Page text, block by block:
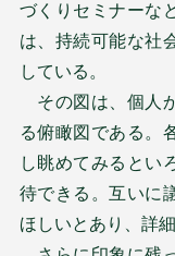
づくりセミナーな
は、持続可能な社
している。
その図は、個人
る俯瞰図である。
し眺めてみるとい
待できる。互いに
ほしいとあり、詳